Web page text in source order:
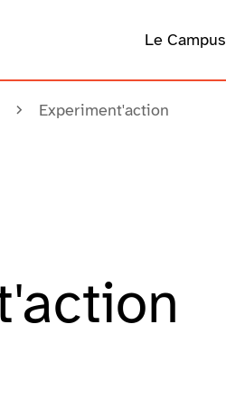
Le Campus
Experiment'action